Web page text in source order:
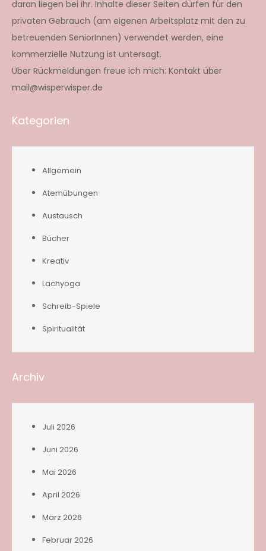
daran liegen bei ihr. Inhalte dieser Seiten dürfen für den
privaten Gebrauch (am eigenen Arbeitsplatz mit den zu
betreuenden SeniorInnen) verwendet werden, eine
kommerzielle Nutzung ist untersagt.
Über Rückmeldungen freue ich mich: Kontakt über
mail@wisperwisper.de
Kategorien
Allgemein
Atemübungen
Austausch
Bücher
Kreativ
Lachyoga
Schreib-Spiele
Spiritualität
Archiv
Juli 2026
Juni 2026
Mai 2026
April 2026
März 2026
Februar 2026